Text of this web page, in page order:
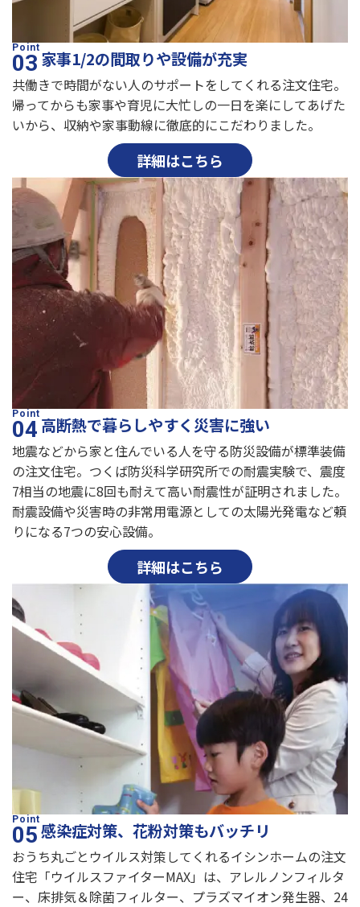
家事1/2の間取りや設備が充実
共働きで時間がない人のサポートをしてくれる注文住宅。
帰ってからも家事や育児に大忙しの一日を楽にしてあげた
いから、収納や家事動線に徹底的にこだわりました。
詳細はこちら
高断熱で暮らしやすく災害に強い
地震などから家と住んでいる人を守る防災設備が標準装備
の注文住宅。つくば防災科学研究所での耐震実験で、震度
7相当の地震に8回も耐えて高い耐震性が証明されました。
耐震設備や災害時の非常用電源としての太陽光発電など頼
りになる7つの安心設備。
詳細はこちら
感染症対策、花粉対策もバッチリ
おうち丸ごとウイルス対策してくれるイシンホームの注文
住宅「ウイルスファイターMAX」は、アレルノンフィルタ
ー、床排気＆除菌フィルター、プラズマイオン発生器、24